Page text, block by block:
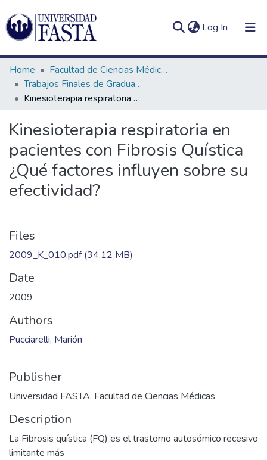
Log In (current)
Communities
&
Collections
All of DSpace
In(current)
Home
Facultad de Ciencias Médicas
Trabajos Finales de Graduación de Licenciatura en Kinesiología
Kinesioterapia respiratoria en pacientes con Fibrosis Quística ¿Qué factores influyen sobre su efectividad?
Kinesioterapia respiratoria en
pacientes con Fibrosis Quística
¿Qué factores influyen sobre su
efectividad?
Files
2009_K_010.pdf(34.12 MB)
Date
2009
Authors
Pucciarelli, Marión
Publisher
Universidad FASTA. Facultad de Ciencias Médicas
Description
La Fibrosis quística (FQ) es el trastorno autosómico recesivo
limitante más